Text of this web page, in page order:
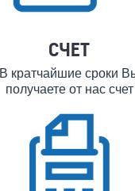
СЧЕТ
В кратчайшие сроки
получаете от нас счет